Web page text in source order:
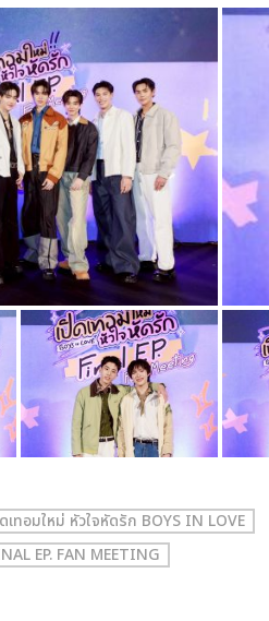
เทอมใหม่ หัวใจหัดรัก BOYS IN LOVE
EP. FAN MEETING